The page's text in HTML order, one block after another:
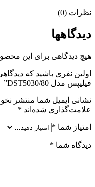
نظرات (0)
دیدگاهها
هیچ دیدگاهی برای این
اولین نفری باشید که
فیلیپس مدل DST5030/80”
نشانی ایمیل شما منتشر
علامت‌گذاری شده‌اند *
امتیاز شما *
دیدگاه شما *